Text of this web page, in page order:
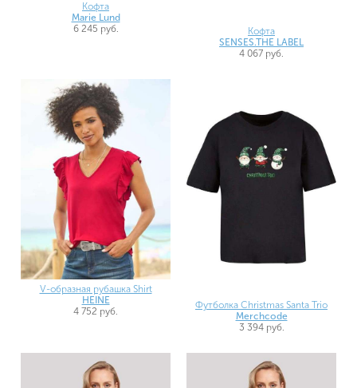
Кофта
Marie Lund
6 245 руб.
Кофта
SENSES.THE LABEL
4 067 руб.
V-образная рубашка Shirt
HEINE
4 752 руб.
Футболка Christmas Santa Trio
Merchcode
3 394 руб.